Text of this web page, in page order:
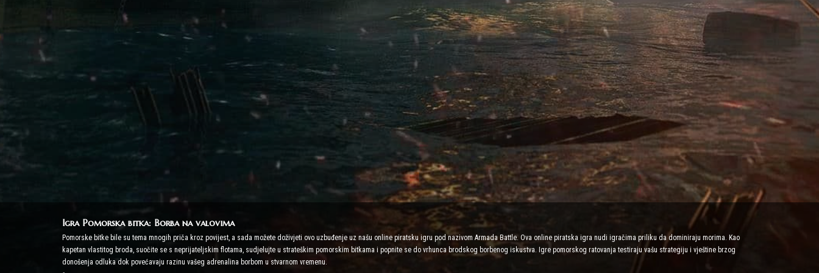
Igra Pomorska bitka: Borba na valovima
Pomorske bitke bile su tema mnogih priča kroz povijest, a sada možete doživjeti ovo uzbuđenje uz našu online piratsku igru pod nazivom Armada Battle. Ova online piratska igra nudi igračima priliku da dominiraju morima. Kao
kapetan vlastitog broda, suočite se s neprijateljskim flotama, sudjelujte u strateškim pomorskim bitkama i popnite se do vrhunca brodskog borbenog iskustva. Igre pomorskog ratovanja testiraju vašu strategiju i vještine brzog
donošenja odluka dok povećavaju razinu vašeg adrenalina borbom u stvarnom vremenu.